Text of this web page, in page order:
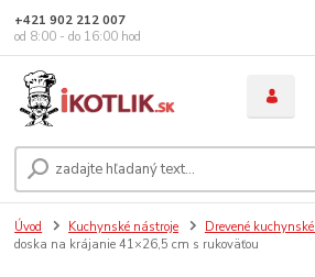
+421 902 212 007
od 8:00 - do 16:00 hod
Úvod Kuchynské nástroje Drevené
doska na krájanie 41×26,5 cm s rukoväťou